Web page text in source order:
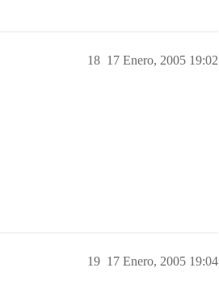
17 Enero, 2005 19:02
18
17 Enero, 2005 19:04
19